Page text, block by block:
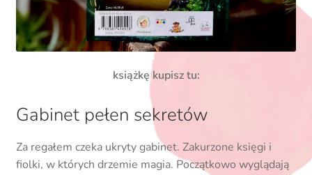
książkę kupisz tu:
Gabinet pełen sekretów
Za regałem czeka ukryty gabinet. Zakurzone księgi i
fiolki, w których drzemie magia. Początkowo wyglądają